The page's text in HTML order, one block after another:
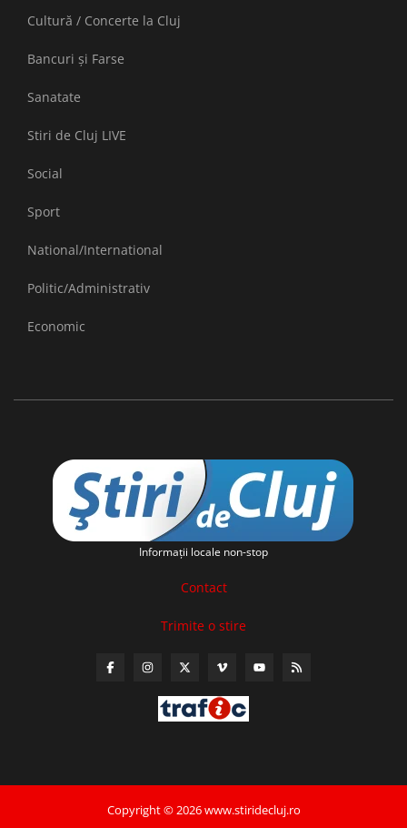
Cultură / Concerte la Cluj
Bancuri și Farse
Sanatate
Stiri de Cluj LIVE
Social
Sport
National/International
Politic/Administrativ
Economic
Informaţii locale non-stop
Contact
Trimite o stire
Copyright © 2026 www.stiridecluj.ro